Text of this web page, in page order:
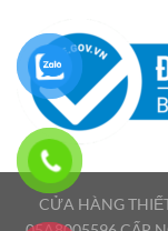
CỬA HÀNG